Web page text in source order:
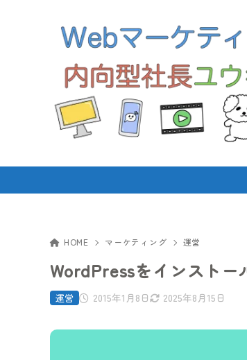
HOME マーケティング 運営
WordPressをインストー
2015年1月8日 2025年8月15日
運営